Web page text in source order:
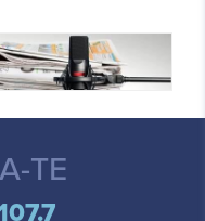
TE